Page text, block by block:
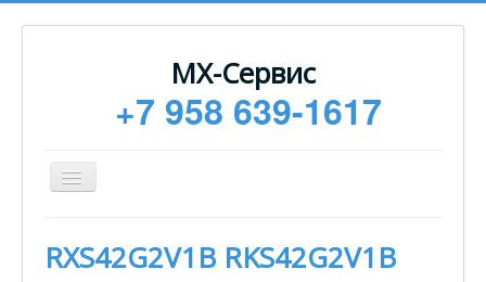
МХ-Сервис
+7 958 639-1617
Toggle
Navigation
Монтаж
RXS42G2V1B RKS42G2V1B